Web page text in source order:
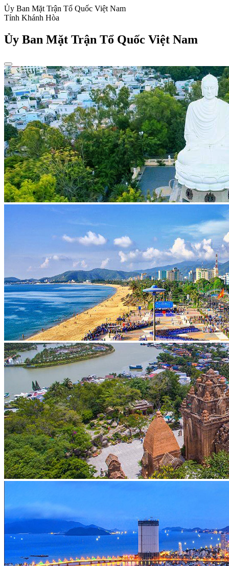
Ủy Ban Mặt Trận Tổ Quốc Việt Nam
Tỉnh Khánh Hòa
Ủy Ban Mặt Trận Tổ Quốc Việt Nam